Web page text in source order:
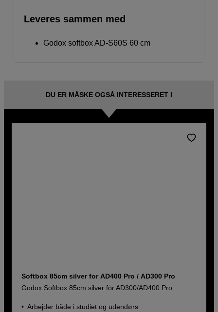
Leveres sammen med
Godox softbox AD-S60S 60 cm
DU ER MÅSKE OGSÅ INTERESSERET I
Softbox 85cm silver for AD400 Pro / AD300 Pro
Godox Softbox 85cm silver för AD300/AD400 Pro
Arbejder både i studiet og udendørs